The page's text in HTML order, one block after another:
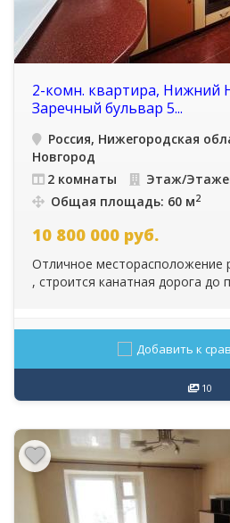
2-комн. квартира, Нижний
Заречный бульвар 5...
Россия, Нижегородская
Новгород
2 комнаты
Этаж/
Общая площадь: 60 м2
10 800 000 руб.
Отличное месторасположение
, строится канатная дорога до
Добавить к
10